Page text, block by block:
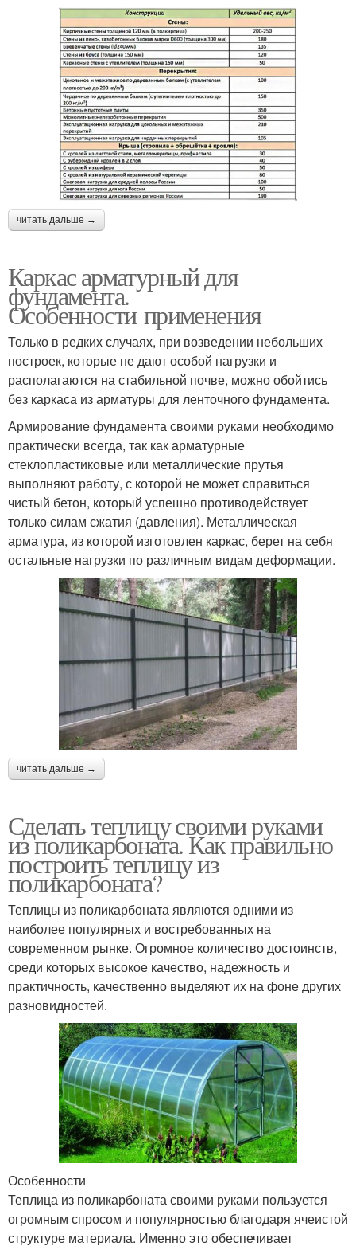
читать дальше →
Каркас арматурный для
фундамента.
Особенности применения
Только в редких случаях, при возведении небольших
построек, которые не дают особой нагрузки и
располагаются на стабильной почве, можно обойтись
без каркаса из арматуры для ленточного фундамента.
Армирование фундамента своими руками необходимо
практически всегда, так как арматурные
стеклопластиковые или металлические прутья
выполняют работу, с которой не может справиться
чистый бетон, который успешно противодействует
только силам сжатия (давления). Металлическая
арматура, из которой изготовлен каркас, берет на себя
остальные нагрузки по различным видам деформации.
читать дальше →
Сделать теплицу своими руками
из поликарбоната. Как правильно
построить теплицу из
поликарбоната?
Теплицы из поликарбоната являются одними из
наиболее популярных и востребованных на
современном рынке. Огромное количество достоинств,
среди которых высокое качество, надежность и
практичность, качественно выделяют их на фоне других
разновидностей.
Особенности
Теплица из поликарбоната своими руками пользуется
огромным спросом и популярностью благодаря ячеистой
структуре материала. Именно это обеспечивает